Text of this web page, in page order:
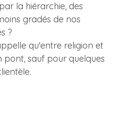
la hiérarchie, des
gradés de nos
?
qu'entre religion et
pont, sauf pour quelques